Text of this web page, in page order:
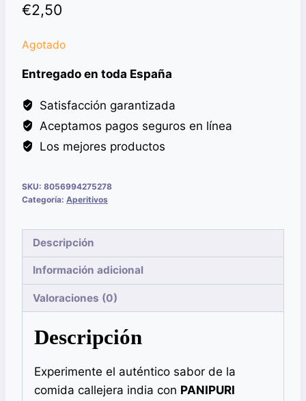
€2,50
Agotado
Entregado en toda España
Satisfacción garantizada
Aceptamos pagos seguros en línea
Los mejores productos
SKU: 8056994275278
Categoría: Aperitivos
Descripción
Información adicional
Valoraciones (0)
Descripción
Experimente el auténtico sabor de la
comida callejera india con PANIPURI